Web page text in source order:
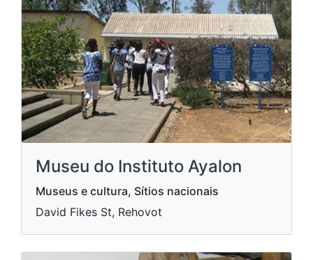
Museu do Instituto Ayalon
Museus e cultura, Sítios nacionais
David Fikes St, Rehovot